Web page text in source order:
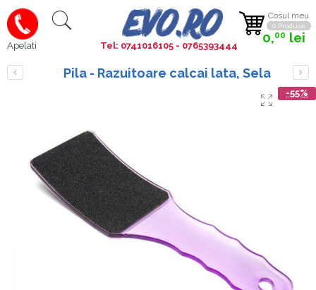
Apelati
Cosul meu
0 Produse
0,00 lei
Tel: 0741016105 - 0765393444
Pila - Razuitoare calcai lata, Sela
-55%